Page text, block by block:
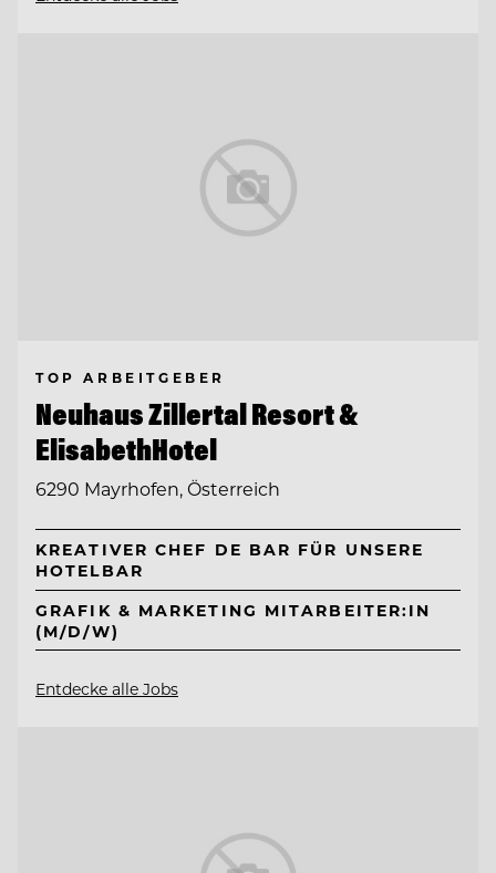
TOP ARBEITGEBER
Neuhaus Zillertal Resort &
ElisabethHotel
6290 Mayrhofen, Österreich
KREATIVER CHEF DE BAR FÜR UNSERE
HOTELBAR
GRAFIK & MARKETING MITARBEITER:IN
(M/D/W)
Entdecke alle Jobs